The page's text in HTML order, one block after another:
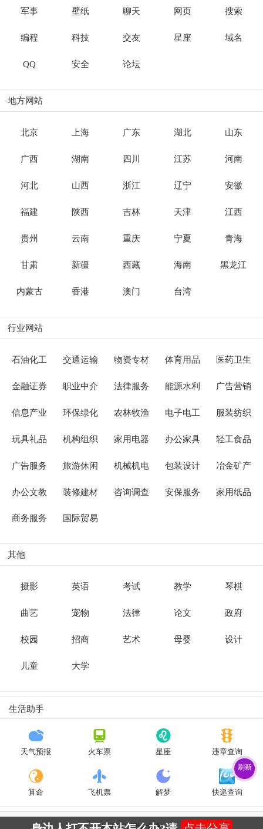
刷新
军事 壁纸 聊天 网页 搜索
编程 科技 交友 星座 域名
QQ 安全 论坛
地方网站
北京 上海 广东 湖北 山东
广西 湖南 四川 江苏 河南
河北 山西 浙江 辽宁 安徽
福建 陕西 吉林 天津 江西
贵州 云南 重庆 宁夏 青海
甘肃 新疆 西藏 海南 黑龙江
内蒙古 香港 澳门 台湾
行业网站
石油化工 交通运输 物资专材 体育用品 医药卫生
金融证券 职业中介 法律服务 能源水利 广告营销
信息产业 环保绿化 农林牧渔 电子电工 服装纺织
玩具礼品 机构组织 家用电器 办公家具 轻工食品
广告服务 旅游休闲 机械机电 包装设计 冶金矿产
办公文教 装修建材 咨询调查 安保服务 家用纸品
商务服务 国际贸易
其他
摄影 英语 考试 教学 琴棋
曲艺 宠物 法律 论文 政府
校园 招商 艺术 母婴 设计
儿童 大学
生活助手
天气预报 火车票 星座 违章查询
算命 飞机票 解梦 快递查询
2024 © 网址大全